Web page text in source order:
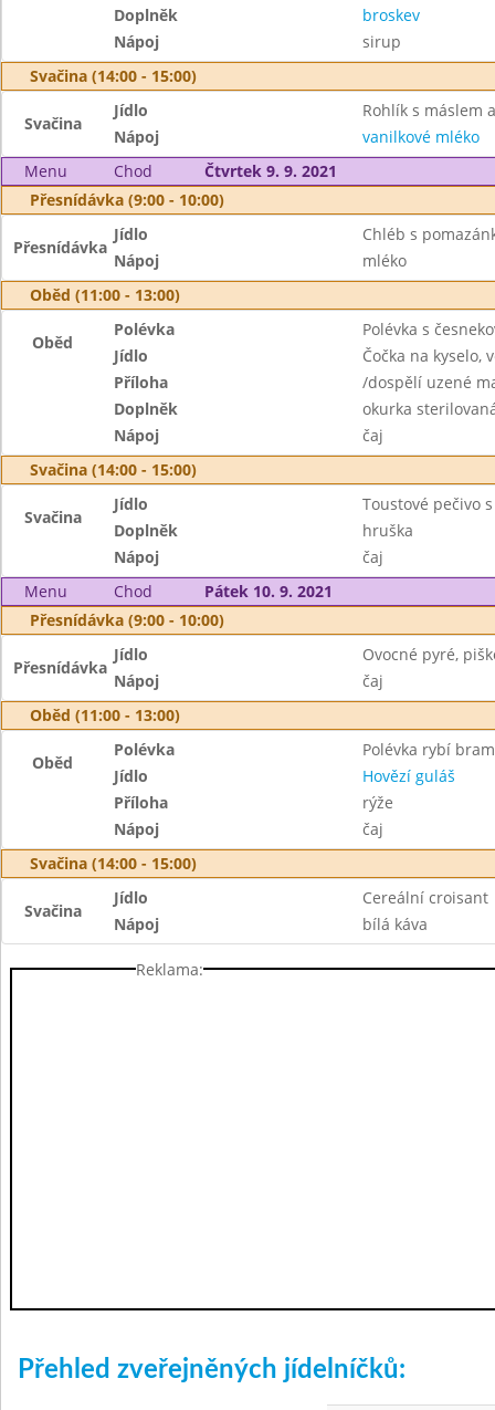
Doplněk
broskev
Nápoj
sirup
Svačina (14:00 - 15:00)
Svačina
Jídlo
Rohlík s máslem
Nápoj
vanilkové mléko
Menu
Chod
Čtvrtek 9. 9. 2021
Přesnídávka (9:00 - 10:00)
Přesnídávka
Jídlo
Chléb s
Nápoj
mléko
Oběd (11:00 - 13:00)
Oběd
Polévka
Polévka s
Jídlo
Čočka na kyselo,
Příloha
/dospělí uzené
Doplněk
okurka
Nápoj
čaj
Svačina (14:00 - 15:00)
Svačina
Jídlo
Toustové pečivo
Doplněk
hruška
Nápoj
čaj
Menu
Chod
Pátek 10. 9. 2021
Přesnídávka (9:00 - 10:00)
Přesnídávka
Jídlo
Ovocné pyré,
Nápoj
čaj
Oběd (11:00 - 13:00)
Oběd
Polévka
Polévka rybí
Jídlo
Hovězí guláš
Příloha
rýže
Nápoj
čaj
Svačina (14:00 - 15:00)
Svačina
Jídlo
Cereální croisant
Nápoj
bílá káva
Reklama:
Přehled zveřejněných jídelníčků: